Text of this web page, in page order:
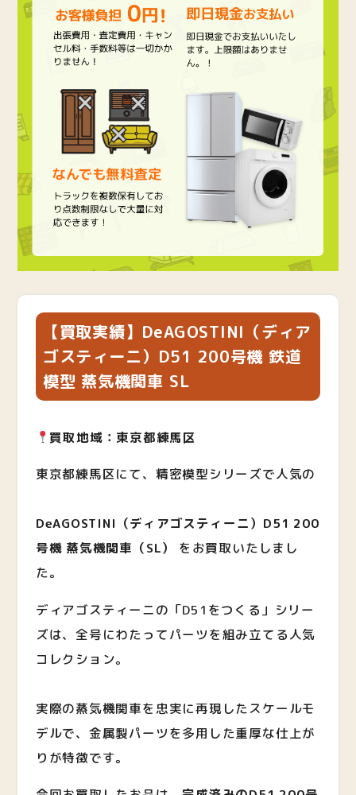
【買取実績】DeAGOSTINI（ディア
ゴスティーニ）D51 200号機 鉄道
模型 蒸気機関車 SL
買取地域：東京都練馬区
東京都練馬区にて、精密模型シリーズで人気の
DeAGOSTINI（ディアゴスティーニ）D51 200
号機 蒸気機関車（SL）
をお買取いたしまし
た。
ディアゴスティーニの「D51をつくる」シリー
ズは、全号にわたってパーツを組み立てる人気
コレクション。
実際の蒸気機関車を忠実に再現したスケールモ
デルで、金属製パーツを多用した重厚な仕上が
りが特徴です。